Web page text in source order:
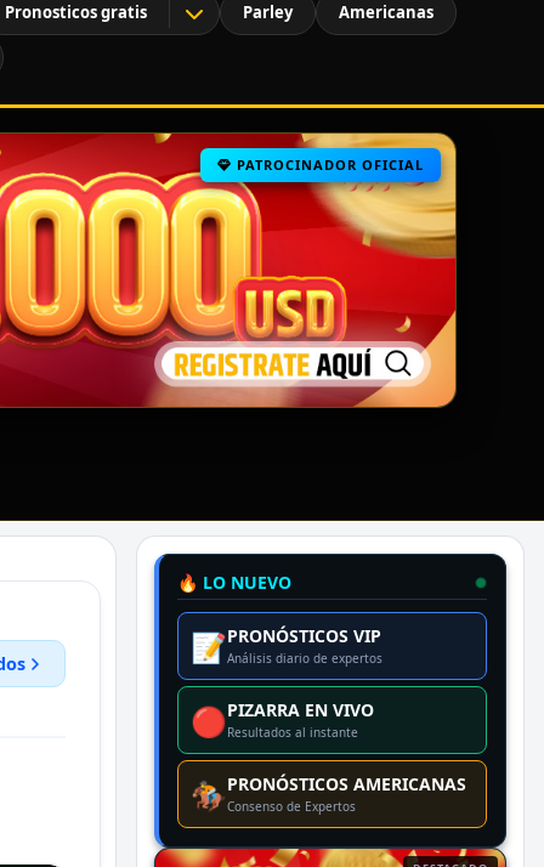
Pronosticos gratis Parley Americanas
PATROCINADOR OFICIAL
🔥 LO NUEVO
📝PRONÓSTICOS VIP
Análisis diario de expertos
🔴PIZARRA EN VIVO
Resultados al instante
🏇PRONÓSTICOS AMERICANAS
Consenso de Expertos